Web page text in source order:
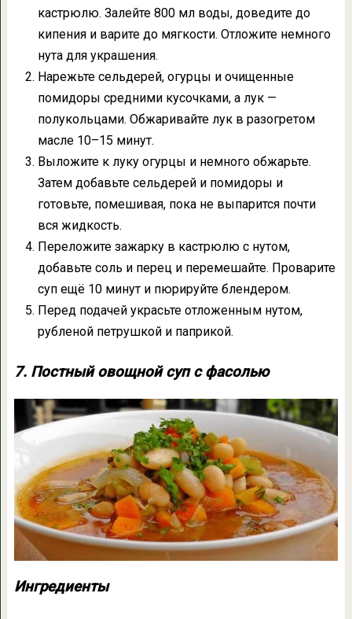
кастрюлю. Залейте 800 мл воды, доведите до
кипения и варите до мягкости. Отложите немного
нута для украшения.
Нарежьте сельдерей, огурцы и очищенные
помидоры средними кусочками, а лук —
полукольцами. Обжаривайте лук в разогретом
масле 10–15 минут.
Выложите к луку огурцы и немного обжарьте.
Затем добавьте сельдерей и помидоры и
готовьте, помешивая, пока не выпарится почти
вся жидкость.
Переложите зажарку в кастрюлю с нутом,
добавьте соль и перец и перемешайте. Проварите
суп ещё 10 минут и пюрируйте блендером.
Перед подачей украсьте отложенным нутом,
рубленой петрушкой и паприкой.
7. Постный овощной суп с фасолью
Ингредиенты